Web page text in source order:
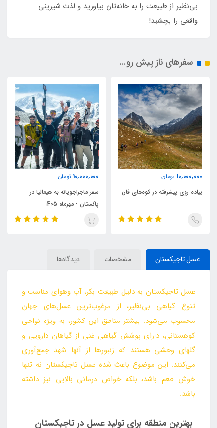
بی‌نظیر از طبیعت را به خانه‌تان بیاورید و لذت شیرینی
واقعی را بچشید!
سفرهای ناز پیش رو...
10,000,000 تومان
پیاده روی پیشرفته در کوه‌های فان
10,000,000 تومان
سفر ماجراجویانه به هیمالیا در
پاکستان - مهرماه 1405
عسل تاجیکستان مشخصات دیدگاه‌ها
عسل تاجیکستان به دلیل طبیعت بکر، آب وهوای مناسب و
تنوع گیاهی بی‌نظیر، از مرغوب‌ترین عسل‌های جهان
محسوب می‌شود. بیشتر مناطق این کشور، به‌ ویژه نواحی
کوهستانی، دارای پوشش گیاهی غنی از گیاهان دارویی و
گلهای وحشی هستند که زنبورها از آنها شهد جمع‌آوری
می‌کنند. این موضوع باعث شده عسل تاجیکستان نه‌ تنها
خوش طعم باشد، بلکه خواص درمانی بالایی نیز داشته
باشد.
بهترین منطقه برای تولید عسل در تاجیکستان